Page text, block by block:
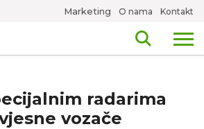
Marketing O nama Kontakt
radarima
vozače